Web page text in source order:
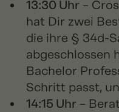
13:30 Uhr –
hat Dir zwei
die ihre § 34d-
abgeschlossen
Bachelor
Schritt passt,
14:15 Uhr –